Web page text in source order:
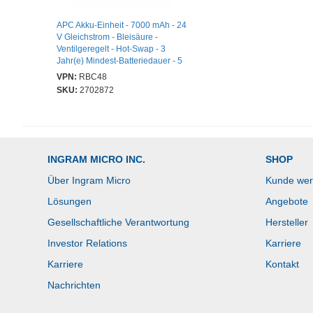
APC Akku-Einheit - 7000 mAh - 24
V Gleichstrom - Bleisäure -
Ventilgeregelt - Hot-Swap - 3
Jahr(e) Mindest-Batteriedauer - 5
Jahr(e) Maximale Batteriedauer
VPN: RBC48
SKU: 2702872
INGRAM MICRO INC.
Über Ingram Micro
Lösungen
Gesellschaftliche Verantwortung
Investor Relations
Karriere
Nachrichten
SHOP
Kunde
Angebote
Hersteller
Karriere
Kontakt